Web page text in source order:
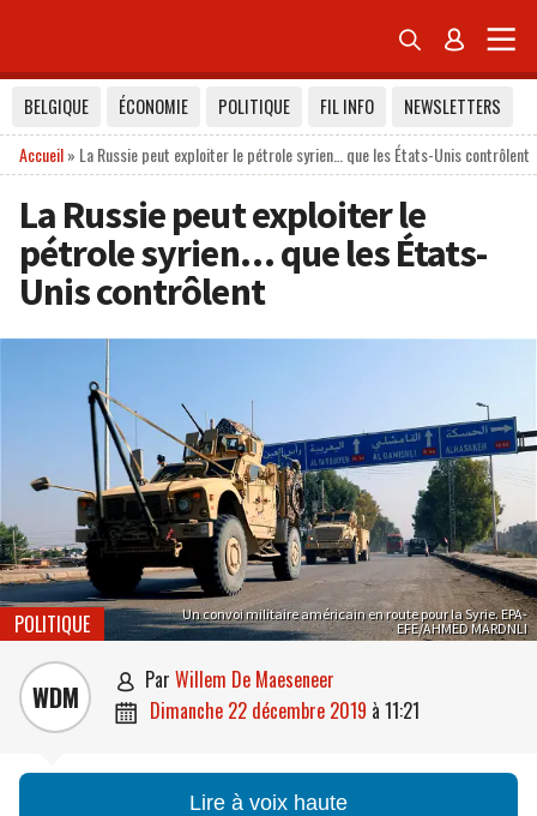
 
BELGIQUE ÉCONOMIE POLITIQUE FIL INFO
NEWSLETTERS
Accueil» La Russie peut exploiter le pétrole syrien… que les États-Unis contrôlent
La Russie peut exploiter le
pétrole syrien… que les États-
Unis contrôlent
Un convoi militaire américain en route pour la Syrie. EPA-
EFE/AHMED MARDNLI
POLITIQUE
WDM  par Willem De Maeseneer
 dimanche 22 décembre 2019 à 11:21
Lire à voix haute